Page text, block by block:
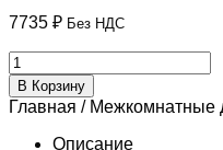
7735 ₽ Без НДС
Количество
товара
Дверь
межкомнатная
Qs2
В Корзину
Главная / Межкомнатные
Описание